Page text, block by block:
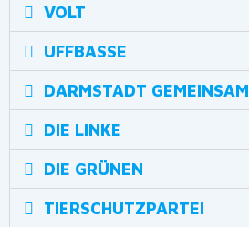
VOLT
UFFBASSE
DARMSTADT GEMEINSAM
DIE LINKE
DIE GRÜNEN
TIERSCHUTZPARTEI